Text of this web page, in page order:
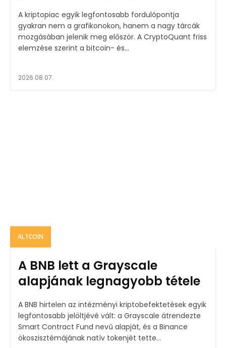
A kriptopiac egyik legfontosabb fordulópontja
gyakran nem a grafikonokon, hanem a nagy tárcák
mozgásában jelenik meg először. A CryptoQuant friss
elemzése szerint a bitcoin- és...
2026.08.07.
ALTCOIN
A BNB lett a Grayscale
alapjának legnagyobb tétele
A BNB hirtelen az intézményi kriptobefektetések egyik
legfontosabb jelöltjévé vált: a Grayscale átrendezte
Smart Contract Fund nevű alapját, és a Binance
ökoszisztémájának natív tokenjét tette...